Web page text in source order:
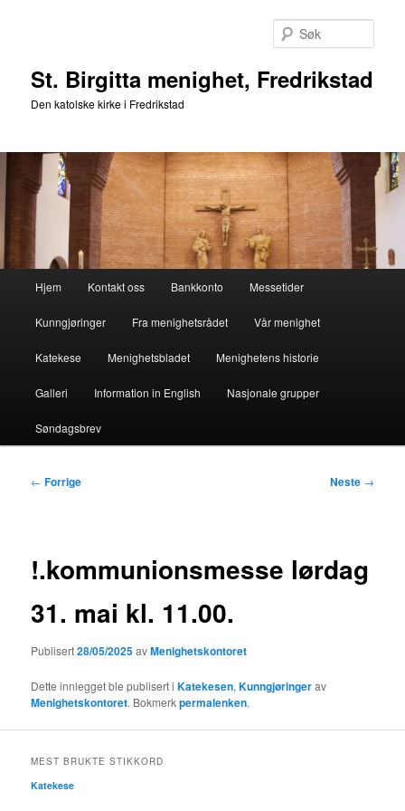
St. Birgitta menighet, Fredrikstad
Den katolske kirke i Fredrikstad
Hjem Kontakt oss Bankkonto Messetider
Kunngjøringer Fra menighetsrådet Vår menighet
Katekese Menighetsbladet Menighetens historie
Galleri Information in English Nasjonale grupper
Søndagsbrev
Innleggsnavigasjon
← Forrige Neste →
!.kommunionsmesse lørdag
31. mai kl. 11.00.
Publisert28/05/2025avMenighetskontoret
Dette innlegget ble publisert iKatekesen,Kunngjøringerav
Menighetskontoret. Bokmerkpermalenken.
MEST BRUKTE STIKKORD
Katekese